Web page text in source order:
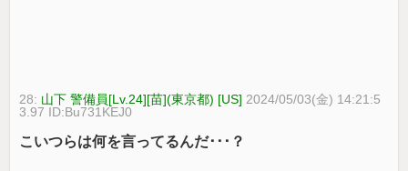
28: 山下 警備員[Lv.24][苗](東京都) [US] 2024/05/03(金) 14:21:5
3.97 ID:Bu731KEJ0
こいつらは何を言ってるんだ･･･？